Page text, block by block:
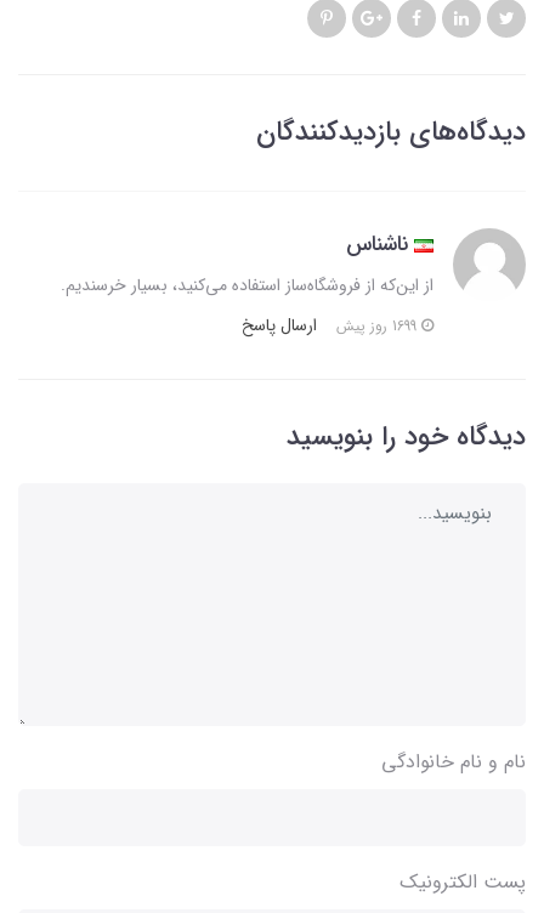
دیدگاه‌های بازدیدکنندگان
ناشناس
از این‌که از فروشگاه‌ساز استفاده می‌کنید، بسیار خرسندیم.
ارسال پاسخ
دیدگاه خود را بنویسید
نام و نام خانوادگی
پست الکترونیک